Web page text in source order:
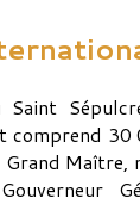
Saint
comprend
Maître,